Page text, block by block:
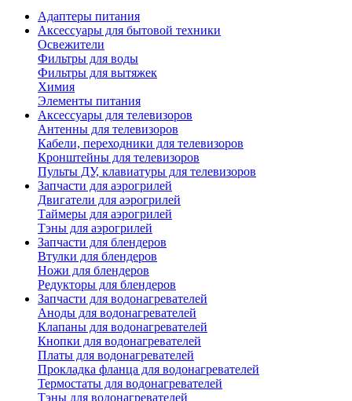
Адаптеры питания
Аксессуары для бытовой техники
Освежители
Фильтры для воды
Фильтры для вытяжек
Химия
Элементы питания
Аксессуары для телевизоров
Антенны для телевизоров
Кабели, переходники для телевизоров
Кронштейны для телевизоров
Пульты ДУ, клавиатуры для телевизоров
Запчасти для аэрогрилей
Двигатели для аэрогрилей
Таймеры для аэрогрилей
Тэны для аэрогрилей
Запчасти для блендеров
Втулки для блендеров
Ножи для блендеров
Редукторы для блендеров
Запчасти для водонагревателей
Аноды для водонагревателей
Клапаны для водонагревателей
Кнопки для водонагревателей
Платы для водонагревателей
Прокладка фланца для водонагревателей
Термостаты для водонагревателей
Тэны для водонагревателей